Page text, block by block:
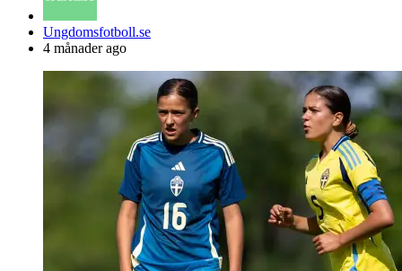
Posted
by
Ungdomsfotboll.se
4 månader ago